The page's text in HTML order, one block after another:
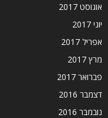
אוגוסט 2017
יוני 2017
אפריל 2017
מרץ 2017
פברואר 2017
דצמבר 2016
נובמבר 2016